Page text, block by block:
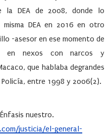
la DEA de 2008, donde lo
DEA en 2016 en otro
-asesor en ese momento de
en nexos con narcos y
que hablaba degrandes
entre 1998 y 2006(2).
nuestro.
justicia/el-general-